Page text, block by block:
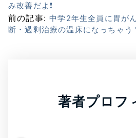
み改善だよ❗
前の記事:中学2年生全員に胃が
断・過剰治療の温床になっちゃう
著者プロフ